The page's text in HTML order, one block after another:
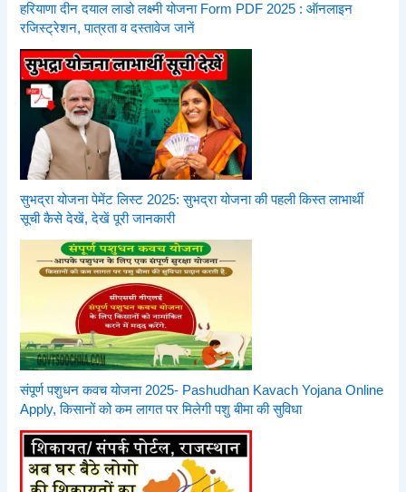
हरियाणा दीन दयाल लाडो लक्ष्मी योजना Form PDF 2025 : ऑनलाइन
रजिस्ट्रेशन, पात्रता व दस्तावेज जानें
सुभद्रा योजना पेमेंट लिस्ट 2025: सुभद्रा योजना की पहली किस्त लाभार्थी
सूची कैसे देखें, देखें पूरी जानकारी
संपूर्ण पशुधन कवच योजना 2025- Pashudhan Kavach Yojana Online
Apply, किसानों को कम लागत पर मिलेगी पशु बीमा की सुविधा